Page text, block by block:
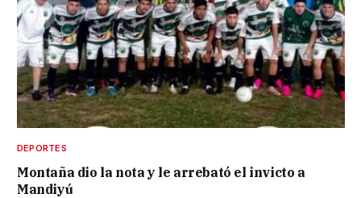
DEPORTES
Montaña dio la nota y le arrebató el invicto a
Mandiyú